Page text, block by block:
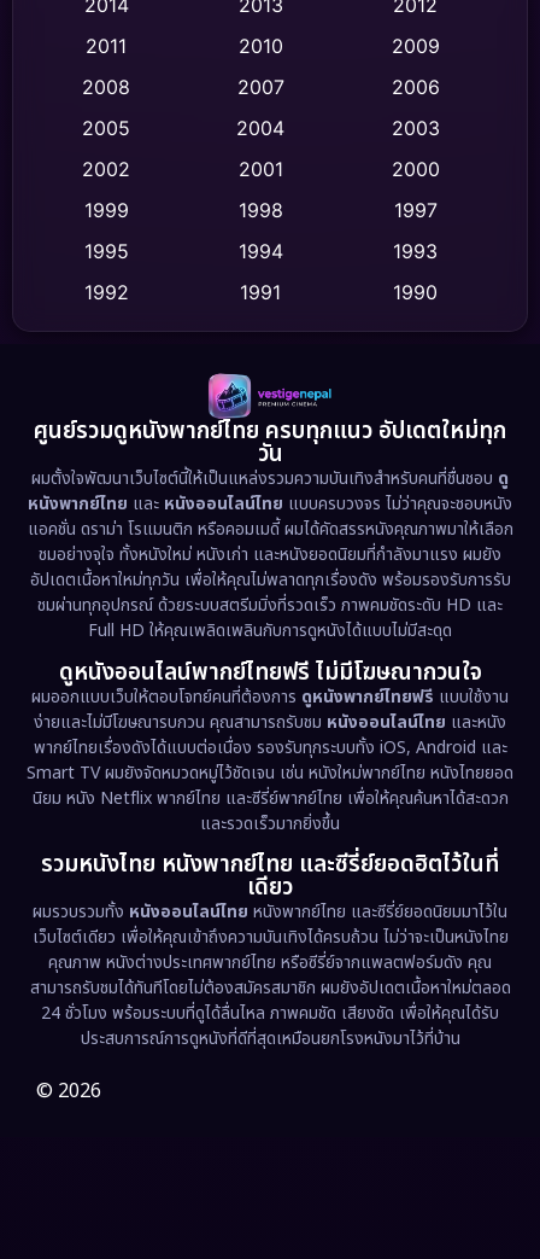
Crime อาชญากรรม (520)
Cult Film
Dance เต้น (10)
Detective สืบสวน (75)
Disaster (13)
Disney+ (5)
Documentary สารคดี (93)
Drama ดราม่า (1,486)
Dystopian (17)
Emotional (61)
Epic มหากาพย์ (221)
Erotic (36)
Family ครอบครัว (369)
Fantasy จินตนาการ (331)
Fiction (9)
Film (57)
Gothic
2011
2010
2009
2008
2007
2006
2005
2004
2003
2002
2001
2000
1999
1998
1997
1995
1994
1993
1992
1991
1990
1989
1988
1986
1983
1978
1974
1962
ศูนย์รวมดูหนังพากย์ไทย ครบทุกแนว อัปเดตใหม่ทุก
วัน
ผมตั้งใจพัฒนาเว็บไซต์นี้ให้เป็นแหล่งรวมความบันเทิงสำหรับคนที่ชื่นชอบ ดู
หนังพากย์ไทย และ หนังออนไลน์ไทย แบบครบวงจร ไม่ว่าคุณจะชอบหนัง
แอคชั่น ดราม่า โรแมนติก หรือคอมเมดี้ ผมได้คัดสรรหนังคุณภาพมาให้เลือก
ชมอย่างจุใจ ทั้งหนังใหม่ หนังเก่า และหนังยอดนิยมที่กำลังมาแรง ผมยัง
อัปเดตเนื้อหาใหม่ทุกวัน เพื่อให้คุณไม่พลาดทุกเรื่องดัง พร้อมรองรับการรับ
ชมผ่านทุกอุปกรณ์ ด้วยระบบสตรีมมิ่งที่รวดเร็ว ภาพคมชัดระดับ HD และ
Full HD ให้คุณเพลิดเพลินกับการดูหนังได้แบบไม่มีสะดุด
ดูหนังออนไลน์พากย์ไทยฟรี ไม่มีโฆษณากวนใจ
ผมออกแบบเว็บให้ตอบโจทย์คนที่ต้องการ ดูหนังพากย์ไทยฟรี แบบใช้งาน
ง่ายและไม่มีโฆษณารบกวน คุณสามารถรับชม หนังออนไลน์ไทย และหนัง
พากย์ไทยเรื่องดังได้แบบต่อเนื่อง รองรับทุกระบบทั้ง iOS, Android และ
Smart TV ผมยังจัดหมวดหมู่ไว้ชัดเจน เช่น หนังใหม่พากย์ไทย หนังไทยยอด
นิยม หนัง Netflix พากย์ไทย และซีรี่ย์พากย์ไทย เพื่อให้คุณค้นหาได้สะดวก
และรวดเร็วมากยิ่งขึ้น
รวมหนังไทย หนังพากย์ไทย และซีรี่ย์ยอดฮิตไว้ในที่
เดียว
ผมรวบรวมทั้ง หนังออนไลน์ไทย หนังพากย์ไทย และซีรี่ย์ยอดนิยมมาไว้ใน
เว็บไซต์เดียว เพื่อให้คุณเข้าถึงความบันเทิงได้ครบถ้วน ไม่ว่าจะเป็นหนังไทย
คุณภาพ หนังต่างประเทศพากย์ไทย หรือซีรี่ย์จากแพลตฟอร์มดัง คุณ
สามารถรับชมได้ทันทีโดยไม่ต้องสมัครสมาชิก ผมยังอัปเดตเนื้อหาใหม่ตลอด
24 ชั่วโมง พร้อมระบบที่ดูได้ลื่นไหล ภาพคมชัด เสียงชัด เพื่อให้คุณได้รับ
ประสบการณ์การดูหนังที่ดีที่สุดเหมือนยกโรงหนังมาไว้ที่บ้าน
© 2026